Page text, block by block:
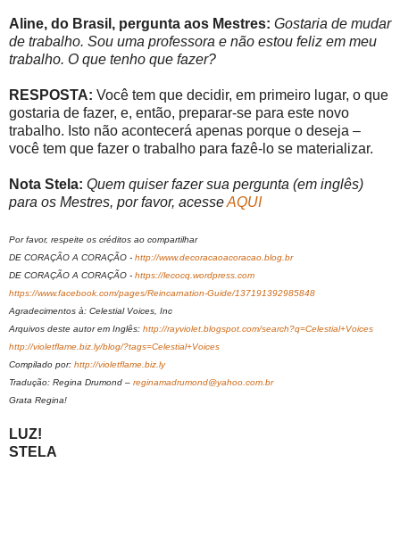
Aline, do Brasil, pergunta aos Mestres: Gostaria de mudar
de trabalho. Sou uma professora e não estou feliz em meu
trabalho. O que tenho que fazer?
RESPOSTA: Você tem que decidir, em primeiro lugar, o que
gostaria de fazer, e, então, preparar-se para este novo
trabalho. Isto não acontecerá apenas porque o deseja –
você tem que fazer o trabalho para fazê-lo se materializar.
Nota Stela: Quem quiser fazer sua pergunta (em inglês)
para os Mestres, por favor, acesseAQUI
Por favor, respeite os créditos ao compartilhar
DE CORAÇÃO A CORAÇÃO - http://www.decoracaoacoracao.blog.br
DE CORAÇÃO A CORAÇÃO - https://lecocq.wordpress.com
https://www.facebook.com/pages/Reincarnation-Guide/137191392985848
Agradecimentos à: Celestial Voices, Inc
Arquivos deste autor em Inglês: http://rayviolet.blogspot.com/search?q=Celestial+Voices
http://violetflame.biz.ly/blog/?tags=Celestial+Voices
Compilado por: http://violetflame.biz.ly
Tradução: Regina Drumond – reginamadrumond@yahoo.com.br
Grata Regina!
LUZ!
STELA